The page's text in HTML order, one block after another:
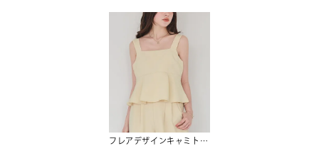
フレアデザインキャミトップス【メール便可／50】